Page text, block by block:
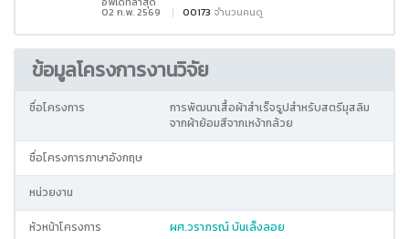
02 ก.พ. 2569 00173 จำนวนคนดู
ข้อมูลโครงการงานวิจัย
ชื่อโครงการ
การพัฒนาเสื้อผ้าสำเร็จรูปสำหรับสตรีมุสลิม
จากผ้าย้อมสีจากเหง้ากล้วย
ชื่อโครงการภาษาอังกฤษ
หน่วยงาน
หัวหน้าโครงการ ผศ.วราภรณ์ บันเล็งลอย